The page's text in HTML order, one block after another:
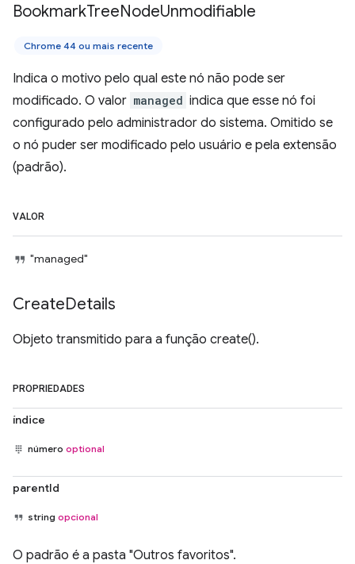
BookmarkTreeNodeUnmodifiable
Chrome 44 ou mais recente
Indica o motivo pelo qual este nó não pode ser
modificado. O valor managed indica que esse nó foi
configurado pelo administrador do sistema. Omitido se
o nó puder ser modificado pelo usuário e pela extensão
(padrão).
VALOR
"managed"
CreateDetails
Objeto transmitido para a função create().
PROPRIEDADES
índice
número optional
parentId
string opcional
O padrão é a pasta "Outros favoritos".